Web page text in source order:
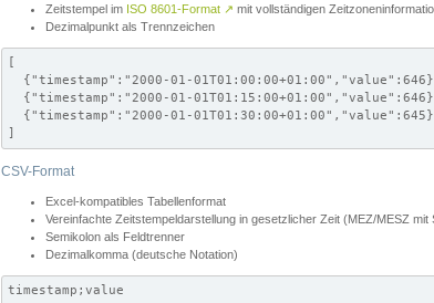
Zeitstempel im ISO 8601-Format ↗ mit vollständigen
Dezimalpunkt als Trennzeichen
[
{"timestamp":"2000-01-
{"timestamp":"2000-01-
  {"timestamp":"2000-01-01T01:30:00+01:00","value":645}
]
CSV-Format
Excel-kompatibles Tabellenformat
Vereinfachte Zeitstempeldarstellung in gesetzlicher Zeit (MEZ/MESZ mit
Semikolon als Feldtrenner
Dezimalkomma (deutsche Notation)
timestamp;value